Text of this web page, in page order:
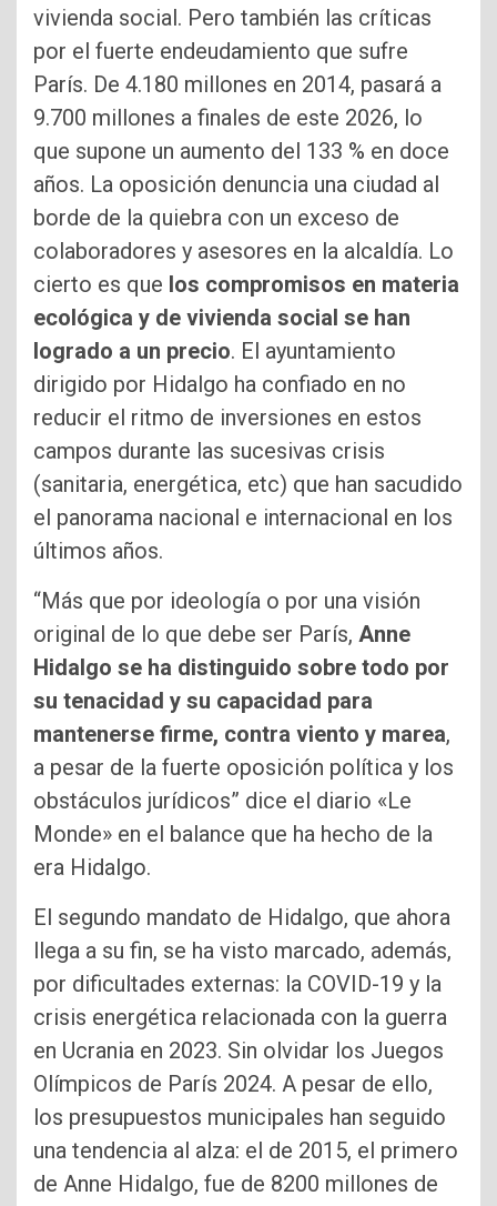
vivienda social. Pero también las críticas
por el fuerte endeudamiento que sufre
París. De 4.180 millones en 2014, pasará a
9.700 millones a finales de este 2026, lo
que supone un aumento del 133 % en doce
años. La oposición denuncia una ciudad al
borde de la quiebra con un exceso de
colaboradores y asesores en la alcaldía. Lo
cierto es que los compromisos en materia
ecológica y de vivienda social se han
logrado a un precio. El ayuntamiento
dirigido por Hidalgo ha confiado en no
reducir el ritmo de inversiones en estos
campos durante las sucesivas crisis
(sanitaria, energética, etc) que han sacudido
el panorama nacional e internacional en los
últimos años.
“Más que por ideología o por una visión
original de lo que debe ser París, Anne
Hidalgo se ha distinguido sobre todo por
su tenacidad y su capacidad para
mantenerse firme, contra viento y marea,
a pesar de la fuerte oposición política y los
obstáculos jurídicos” dice el diario «Le
Monde» en el balance que ha hecho de la
era Hidalgo.
El segundo mandato de Hidalgo, que ahora
llega a su fin, se ha visto marcado, además,
por dificultades externas: la COVID-19 y la
crisis energética relacionada con la guerra
en Ucrania en 2023. Sin olvidar los Juegos
Olímpicos de París 2024. A pesar de ello,
los presupuestos municipales han seguido
una tendencia al alza: el de 2015, el primero
de Anne Hidalgo, fue de 8200 millones de